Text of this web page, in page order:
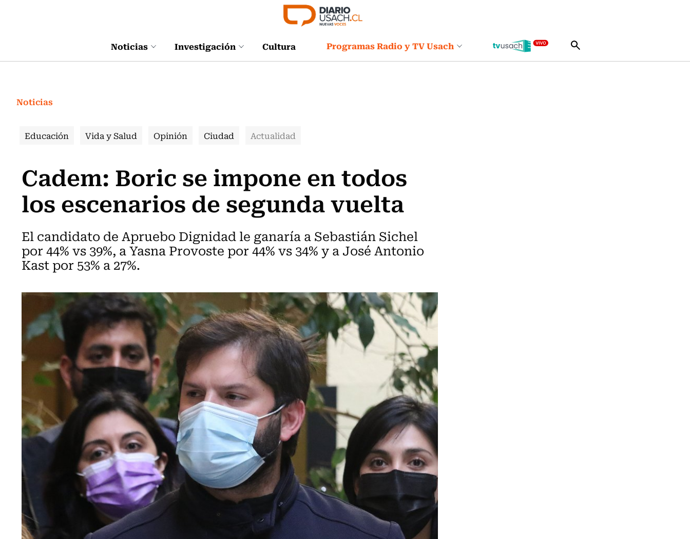
Noticias Investigación Cultura Programas Radio y TV Usach
Noticias
Educación Vida y Salud Opinión Ciudad Actualidad
Cadem: Boric se impone en todos
los escenarios de segunda vuelta
El candidato de Apruebo Dignidad le ganaría a Sebastián Sichel
por 44% vs 39%, a Yasna Provoste por 44% vs 34% y a José Antonio
Kast por 53% a 27%.